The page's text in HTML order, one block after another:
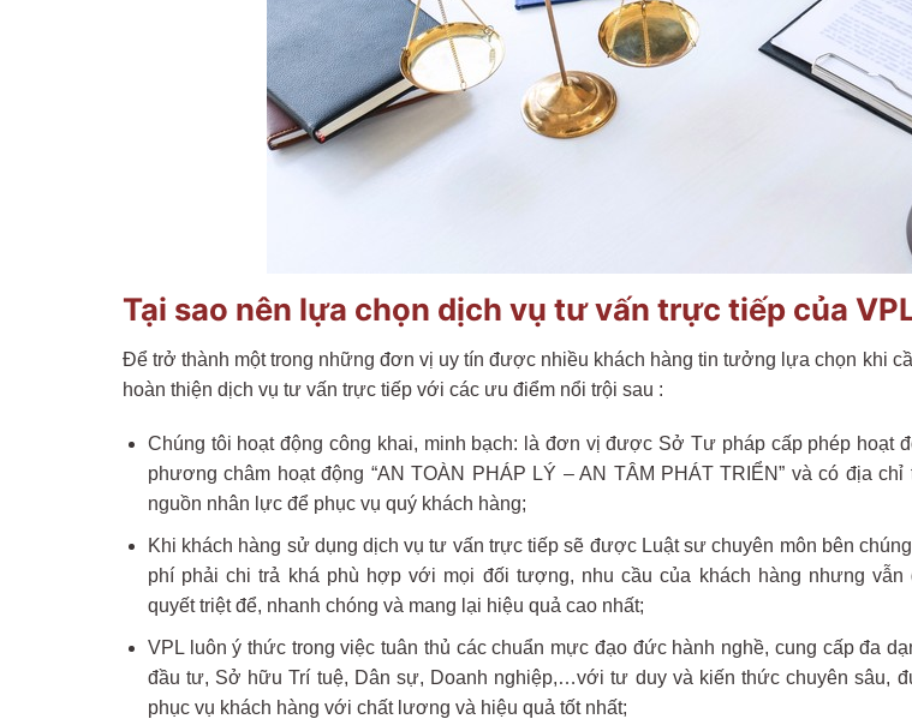
Tại sao nên lựa chọn dịch vụ tư vấn trực tiếp của
Để trở thành một trong những đơn vị uy tín được nhiều khách hàng tin tưởng lựa chọn khi
hoàn thiện dịch vụ tư vấn trực tiếp với các ưu điểm nổi trội sau :
Chúng tôi hoạt động công khai, minh bạch: là đơn vị được Sở Tư pháp cấp phép hoạt
phương châm hoạt động “AN TOÀN PHÁP LÝ – AN TÂM PHÁT TRIỂN” và có địa
nguồn nhân lực để phục vụ quý khách hàng;
Khi khách hàng sử dụng dịch vụ tư vấn trực tiếp sẽ được Luật sư chuyên môn bên
phí phải chi trả khá phù hợp với mọi đối tượng, nhu cầu của khách hàng nhưng
quyết triệt để, nhanh chóng và mang lại hiệu quả cao nhất;
VPL luôn ý thức trong việc tuân thủ các chuẩn mực đạo đức hành nghề, cung cấp đa
đầu tư, Sở hữu Trí tuệ, Dân sự, Doanh nghiệp,…với tư duy và kiến thức chuyên sâu,
phục vụ khách hàng với chất lương và hiệu quả tốt nhất;